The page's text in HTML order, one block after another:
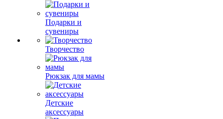
Подарки и
сувениры
Творчество
Рюкзак для мамы
Детские
аксессуары